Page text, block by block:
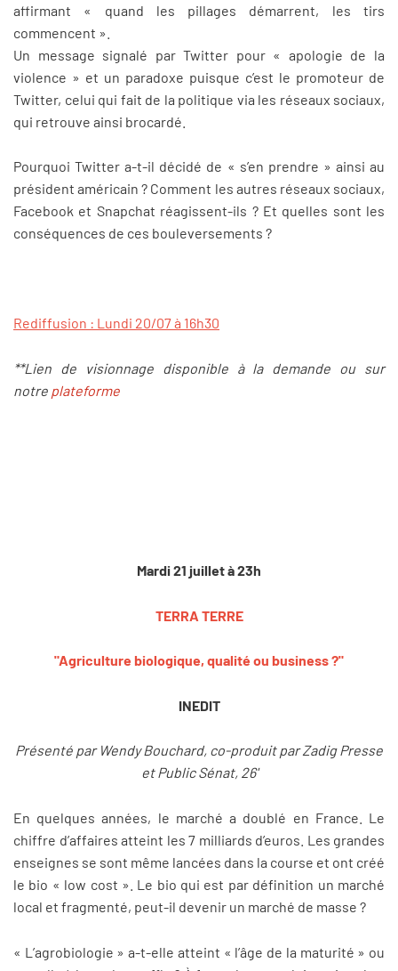
affirmant « quand les pillages démarrent, les tirs
commencent ».
Un message signalé par Twitter pour « apologie de la
violence » et un paradoxe puisque c’est le promoteur de
Twitter, celui qui fait de la politique via les réseaux sociaux,
qui retrouve ainsi brocardé.
Pourquoi Twitter a-t-il décidé de « s’en prendre » ainsi au
président américain ? Comment les autres réseaux sociaux,
Facebook et Snapchat réagissent-ils ? Et quelles sont les
conséquences de ces bouleversements ?
Rediffusion : Lundi 20/07 à 16h30
**Lien de visionnage disponible à la demande ou sur
notre plateforme
Mardi 21 juillet à 23h
TERRA TERRE
"Agriculture biologique, qualité ou business ?"
INEDIT
Présenté par Wendy Bouchard, co-produit par Zadig Presse
et Public Sénat, 26'
En quelques années, le marché a doublé en France. Le
chiffre d’affaires atteint les 7 milliards d’euros. Les grandes
enseignes se sont même lancées dans la course et ont créé
le bio « low cost ». Le bio qui est par définition un marché
local et fragmenté, peut-il devenir un marché de masse ?
« L’agrobiologie » a-t-elle atteint « l’âge de la maturité » ou